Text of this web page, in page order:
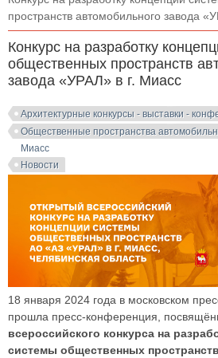
пространств автомобильного завода
Конкурс на разработку
общественных пространств
завода «УРАЛ» в г. Миасс
Архитектурные конкурсы - выставки -
Общественные пространства
Миасс
Новости
18 января 2024 года в московском
прошла пресс-конференция,
всероссийского конкурса на
системы общественных